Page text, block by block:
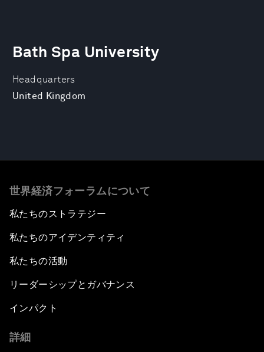
Headquarters
United Kingdom
Bath Spa University
世界経済フォーラムについて
私たちのストラテジー
私たちのアイデンティティ
私たちの活動
リーダーシップとガバナンス
インパクト
詳細